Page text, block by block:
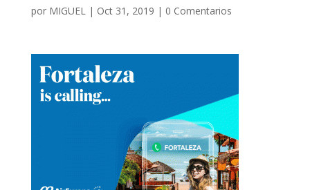
por MIGUEL| Oct 31, 2019 | 0 Comentarios